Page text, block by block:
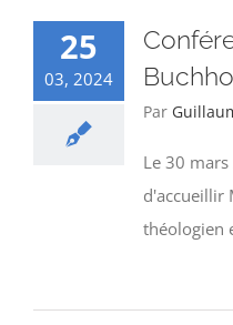
25
03, 2024
Par
Le 30
d'accueillir
théologien